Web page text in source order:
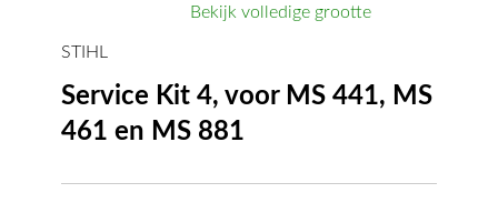
Bekijk volledige grootte
STIHL
Service Kit 4, voor MS 441, MS
461 en MS 881